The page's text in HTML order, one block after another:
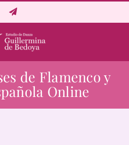
Online
Estudio
de Flamenco y
Online